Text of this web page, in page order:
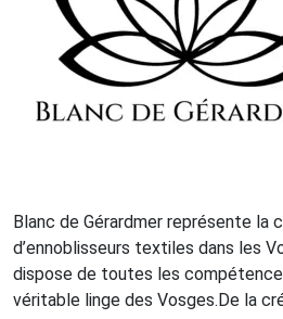
Blanc de Gérardmer représente la
d’ennoblisseurs textiles dans les
dispose de toutes les
véritable linge des Vosges.De la